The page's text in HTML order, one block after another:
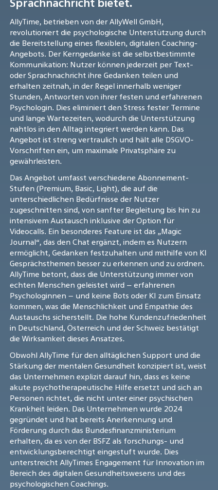
AllyTime, betrieben von der AllyWell GmbH,
revolutioniert die psychologische Unterstützung durch
die Bereitstellung eines flexiblen, digitalen Coaching-
Angebots. Der Kerngedanke ist die selbstbestimmte
Kommunikation: Nutzer können jederzeit per Text-
oder Sprachnachricht ihre Gedanken teilen und
erhalten zeitnah, in der Regel innerhalb weniger
Stunden, Antworten von ihrer festen und erfahrenen
Psychologin. Dies eliminiert den Stress fester Termine
und lange Wartezeiten, wodurch die Unterstützung
nahtlos in den Alltag integriert werden kann. Das
Angebot ist streng vertraulich und hält alle DSGVO-
Vorschriften ein, um maximale Privatsphäre zu
gewährleisten.
Das Angebot umfasst verschiedene Abonnement-
Stufen (Premium, Basic, Light), die auf die
unterschiedlichen Bedürfnisse der Nutzer
zugeschnitten sind, von sanfter Begleitung bis hin zu
intensivem Austausch inklusive der Option für
Videocalls. Ein besonderes Feature ist das „Magic
Journal“, das den Chat ergänzt, indem es Nutzern
ermöglicht, Gedanken festzuhalten und mithilfe von KI
Gesprächsthemen besser zu erkennen und zu ordnen.
AllyTime betont, dass die Unterstützung immer von
echten Menschen geleistet wird – erfahrenen
Psychologinnen – und keine Bots oder KI zum Einsatz
kommen, was die Menschlichkeit und Empathie des
Austauschs sicherstellt. Die hohe Kundenzufriedenheit
in Deutschland, Österreich und der Schweiz bestätigt
die Wirksamkeit dieses Ansatzes.
Obwohl AllyTime für den alltäglichen Support und die
Stärkung der mentalen Gesundheit konzipiert ist, weist
das Unternehmen explizit darauf hin, dass es keine
akute psychotherapeutische Hilfe ersetzt und sich an
Personen richtet, die nicht unter einer psychischen
Krankheit leiden. Das Unternehmen wurde 2024
gegründet und hat bereits Anerkennung und
Förderung durch das Bundesfinanzministerium
erhalten, da es von der BSFZ als forschungs- und
entwicklungsberechtigt eingestuft wurde. Dies
unterstreicht AllyTimes Engagement für Innovation im
Bereich des digitalen Gesundheitswesens und des
psychologischen Coachings.